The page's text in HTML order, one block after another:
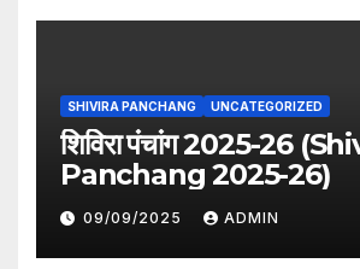
SHIVIRA PANCHANG UNCATEGORIZED
शिविरा पंचांग 2025-26
Panchang 2025-26)
09/09/2025 ADMIN